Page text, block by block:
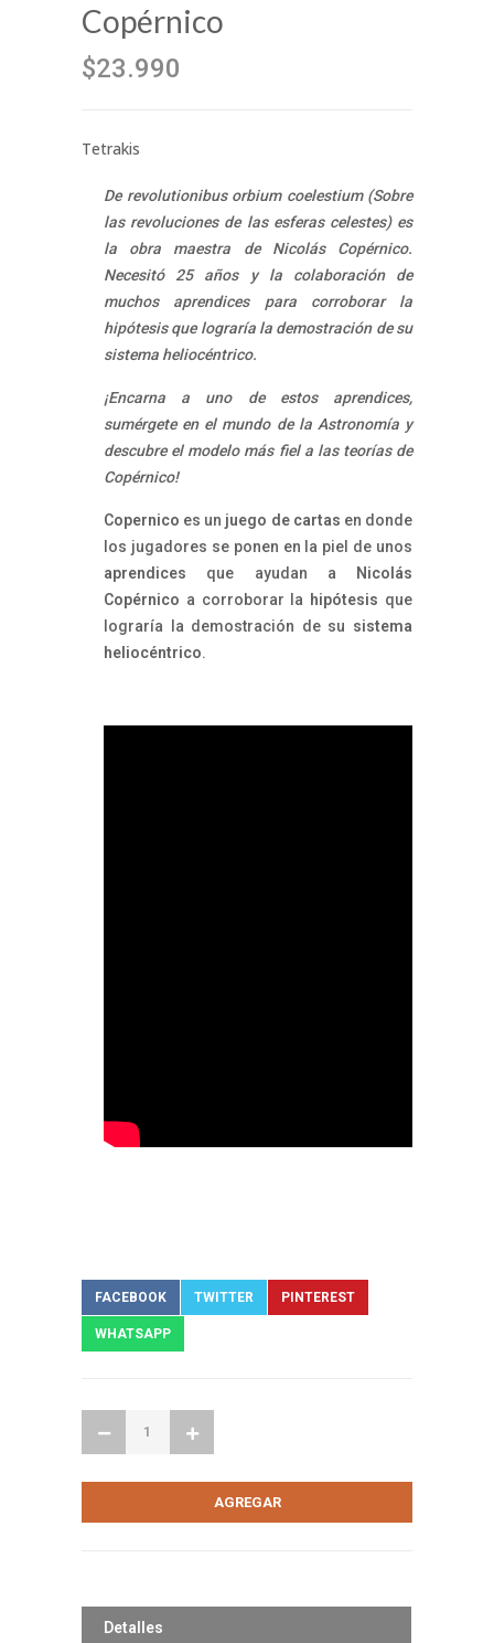
Copérnico
$23.990
Tetrakis
De revolutionibus orbium coelestium (Sobre
las revoluciones de las esferas celestes) es
la obra maestra de Nicolás Copérnico.
Necesitó 25 años y la colaboración de
muchos aprendices para corroborar la
hipótesis que lograría la demostración de su
sistema heliocéntrico.
¡Encarna a uno de estos aprendices,
sumérgete en el mundo de la Astronomía y
descubre el modelo más fiel a las teorías de
Copérnico!
Copernico es un juego de cartas en donde
los jugadores se ponen en la piel de unos
aprendices que ayudan a Nicolás
Copérnico a corroborar la hipótesis que
lograría la demostración de su sistema
heliocéntrico.
FACEBOOK TWITTER PINTEREST
WHATSAPP
Detalles